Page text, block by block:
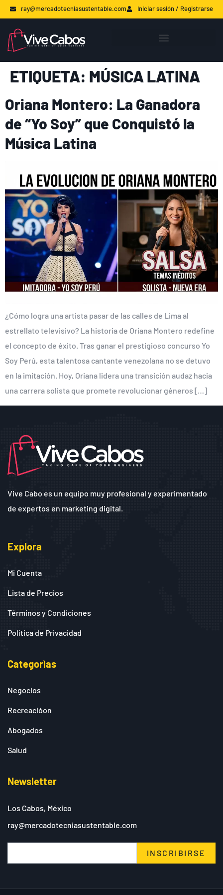
ray@mercadotecniasustentable.com Iniciar sesión / Registrarse
ETIQUETA: MÚSICA LATINA
Oriana Montero: La Ganadora
de “Yo Soy” que Conquistó la
Música Latina
¿Cómo logra una artista pasar de las calles de Lima al
estrellato televisivo? La historia de Oriana Montero redefine
el concepto de éxito. Tras ganar el prestigioso concurso Yo
Soy Perú, esta talentosa cantante venezolana no se detuvo
en la imitación. Hoy, Oriana lidera una transición audaz hacia
una carrera solista que promete revolucionar géneros […]
Vive Cabo es un equipo muy profesional y experimentado
de expertos en marketing digital.
Explora
Mi Cuenta
Lista de Precios
Términos y Condiciones
Política de Privacidad
Categorìas
Negocios
Recreacióon
Abogados
Salud
Newsletter
Los Cabos, México
ray@mercadotecniasustentable.com
INSCRIBIRSE